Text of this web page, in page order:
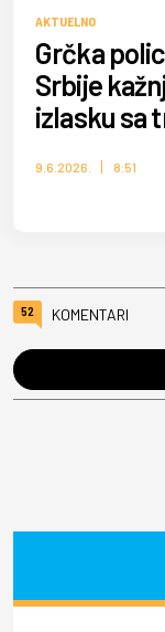
AKTUELNO
Grčka
Srbije
izlasku sa
9.6.2026. 8:51
52 KOMENTARI